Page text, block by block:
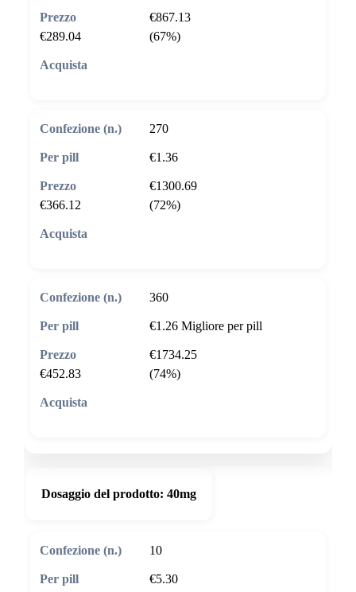
€867.13
€289.04
(67%)
270
€1.36
€1300.69
€366.12
(72%)
360
€1.26 Migliore per pill
€1734.25
€452.83
(74%)
Dosaggio del prodotto: 40mg
10
€5.30